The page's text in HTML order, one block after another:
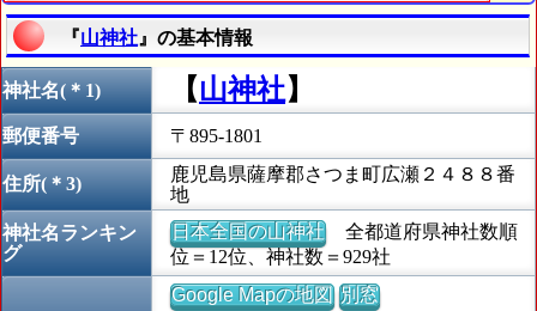
『山神社 』の基本情報
神社名(＊1) 【山神社】
郵便番号 〒895-1801
住所(＊3)
鹿児島県薩摩郡さつま町広瀬２４８８番
地
神社名ランキン
グ
日本全国の山神社全都道府県神社数順
位＝12位、神社数＝929社
Google Mapの地図 別窓